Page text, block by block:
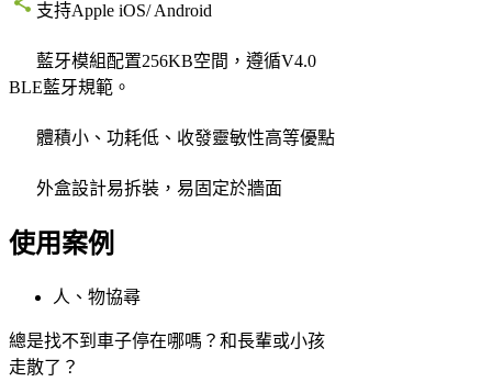
支持Apple iOS/ Android
藍牙模組配置256KB空間，遵循V4.0
BLE藍牙規範。
體積小、功耗低、收發靈敏性高等優點
外盒設計易拆裝，易固定於牆面
使用案例
人、物協尋
總是找不到車子停在哪嗎？和長輩或小孩
走散了？